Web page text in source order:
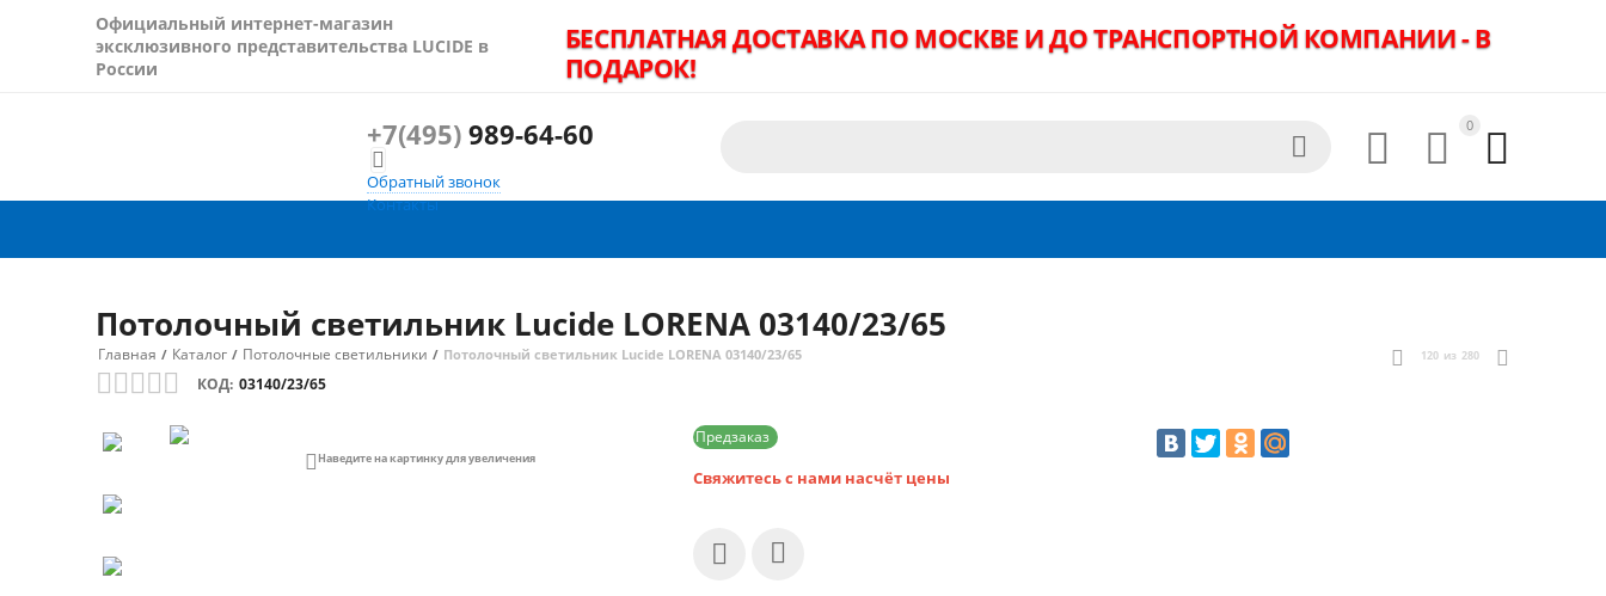
Официальный интернет-магазин
эксклюзивного представительства LUCIDE в
России
БЕСПЛАТНАЯ ДОСТАВКА ПО МОСКВЕ И ДО ТРАНСПОРТНОЙ КОМПАНИИ - В
ПОДАРОК!
+7(495)989-64-60

Обратный звонок
Контакты
0




Потолочный светильник Lucide LORENA 03140/23/65
Главная / Каталог / Потолочные светильники / Потолочный светильник Lucide LORENA 03140/23/65 120 из 280
КОД: 03140/23/65
 Наведите на картинку для увеличения
Предзаказ
Свяжитесь с нами насчёт цены